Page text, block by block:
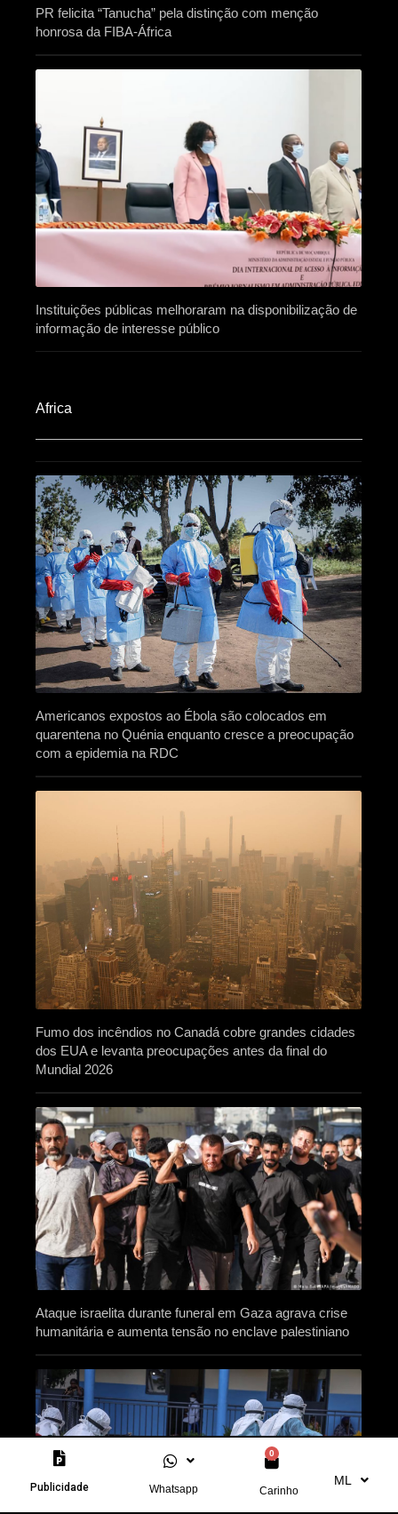
Publicidade Whatsapp
0
Carinho
ML
PR felicita “Tanucha” pela distinção com menção
honrosa da FIBA-África
Instituições públicas melhoraram na disponibilização de
informação de interesse público
Africa​
Americanos expostos ao Ébola são colocados em
quarentena no Quénia enquanto cresce a preocupação
com a epidemia na RDC
Fumo dos incêndios no Canadá cobre grandes cidades
dos EUA e levanta preocupações antes da final do
Mundial 2026
Ataque israelita durante funeral em Gaza agrava crise
humanitária e aumenta tensão no enclave palestiniano